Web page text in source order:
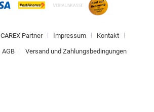
CAREX Partner Impressum Kontakt
AGB Versand und Zahlungsbedingungen